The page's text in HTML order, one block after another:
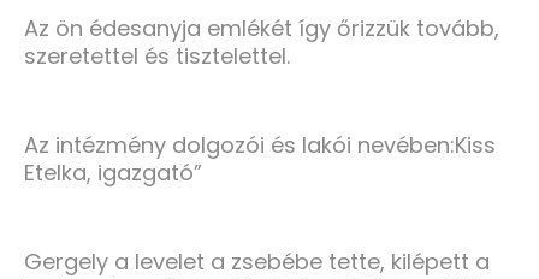
Az ön édesanyja emlékét így őrizzük tovább,
szeretettel és tisztelettel.
Az intézmény dolgozói és lakói nevében:Kiss
Etelka, igazgató”
Gergely a levelet a zsebébe tette, kilépett a